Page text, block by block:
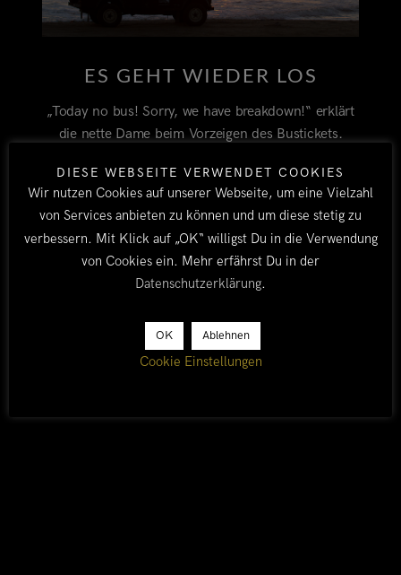
ES GEHT WIEDER LOS
„Today no bus! Sorry, we have breakdown!“ erklärt
die nette Dame beim Vorzeigen des Bustickets.
Nacht repariert und heizt am nächsten Morgen mit
bestem Entertainmentprogramm (die Flimmerkiste
zeigt Rocky in afrikaans) von Windhoek nach Walvis
Bay. Hier steht unser Landy schon bei Eddi Dichtl
in der Garage. Unser Fährschiff, die Bright Horizon,
ist planmäßig angekommen und Eddi hat in den
ALLE/NAMIBIA
DIESE WEBSEITE VERWENDET COOKIES
Wir nutzen Cookies auf unserer Webseite, um eine Vielzahl
von Services anbieten zu können und um diese stetig zu
verbessern. Mit Klick auf „OK“ willigst Du in die Verwendung
von Cookies ein. Mehr erfährst Du in der
Datenschutzerklärung.
OK Ablehnen
Cookie Einstellungen